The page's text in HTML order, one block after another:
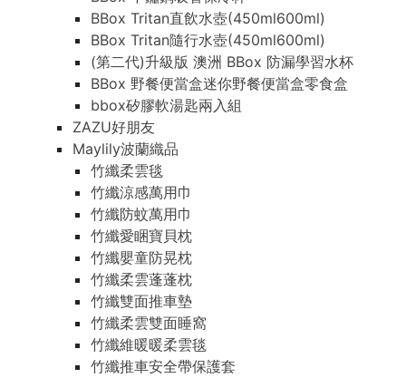
BBox Tritan直飲水壺(450ml600ml)
BBox Tritan隨行水壺(450ml600ml)
(第二代)升級版 澳洲 BBox 防漏學習水杯
BBox 野餐便當盒迷你野餐便當盒零食盒
bbox矽膠軟湯匙兩入組
ZAZU好朋友
Maylily波蘭織品
竹纖柔雲毯
竹纖涼感萬用巾
竹纖防蚊萬用巾
竹纖愛睏寶貝枕
竹纖嬰童防晃枕
竹纖柔雲蓬蓬枕
竹纖雙面推車墊
竹纖柔雲雙面睡窩
竹纖維暖暖柔雲毯
竹纖推車安全帶保護套